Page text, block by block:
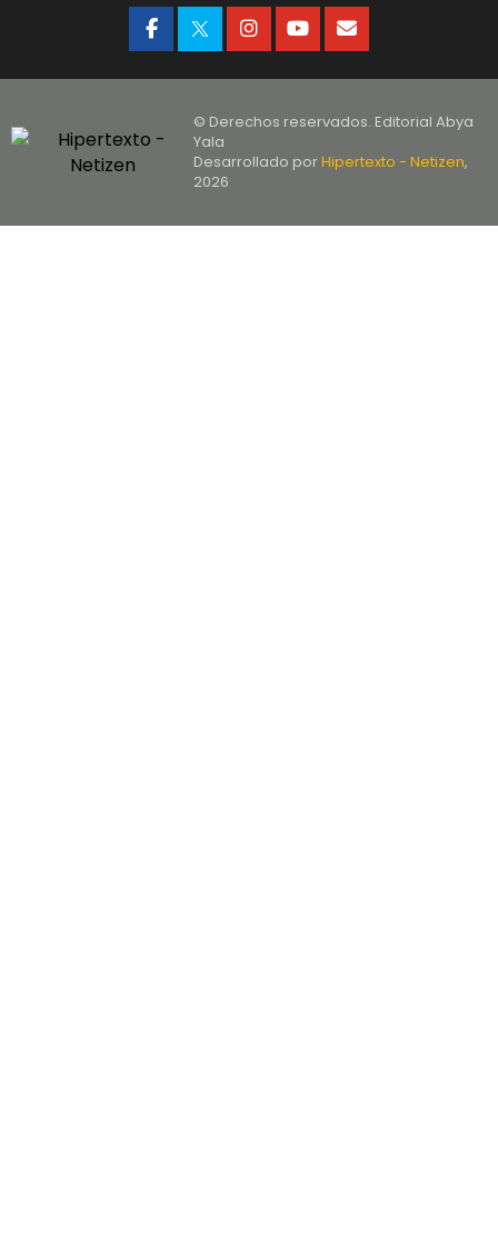
© Derechos reservados. Editorial Abya
Yala
Desarrollado porHipertexto - Netizen,
2026